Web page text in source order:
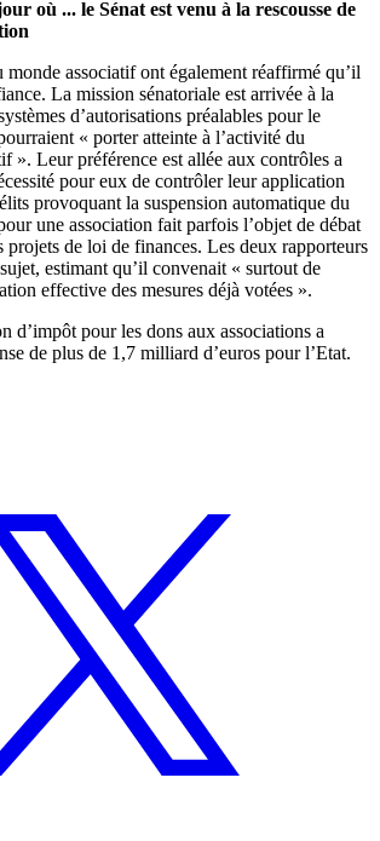
où ... le Sénat est venu à la rescousse de
monde associatif ont également réaffirmé qu’il
La mission sénatoriale est arrivée à la
d’autorisations préalables pour le
« porter atteinte à l’activité du
». Leur préférence est allée aux contrôles a
pour eux de contrôler leur application
provoquant la suspension automatique du
une association fait parfois l’objet de débat
projets de loi de finances. Les deux rapporteurs
estimant qu’il convenait « surtout de
effective des mesures déjà votées ».
d’impôt pour les dons aux associations a
de plus de 1,7 milliard d’euros pour l’Etat.